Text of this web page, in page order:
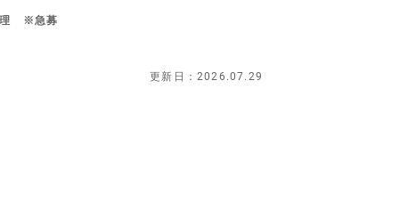
理 ※急募
更新日：2026.07.29